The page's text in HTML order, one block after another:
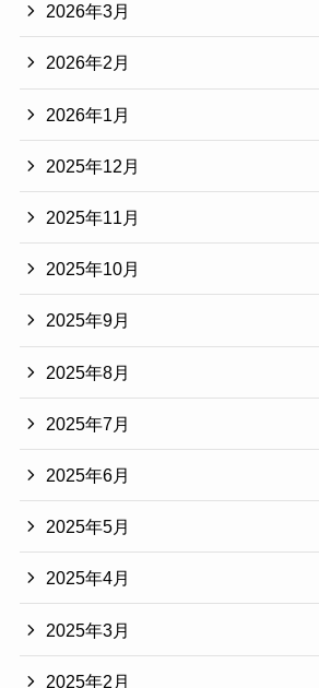
2026年3月
2026年2月
2026年1月
2025年12月
2025年11月
2025年10月
2025年9月
2025年8月
2025年7月
2025年6月
2025年5月
2025年4月
2025年3月
2025年2月